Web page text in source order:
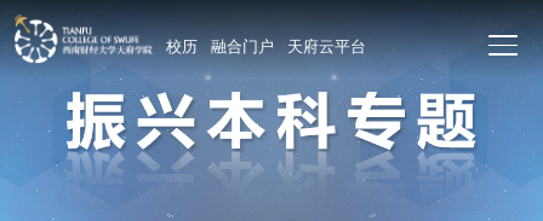
校历 融合门户 天府云平台